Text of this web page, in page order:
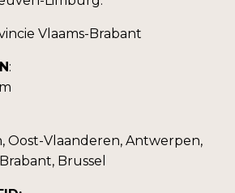
Vlaams-Brabant
:
Oost-Vlaanderen, Antwerpen,
Brussel